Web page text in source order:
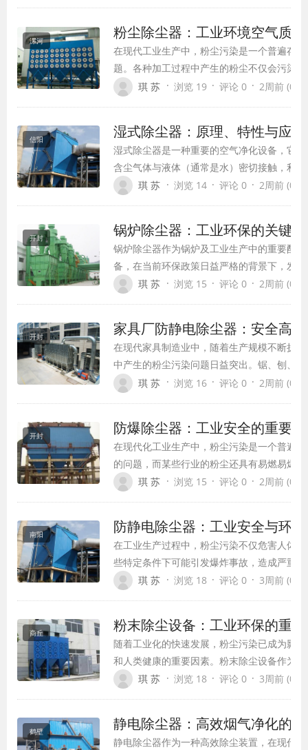
入了解这一高效除尘设备。
漯河 粉尘除尘器：工业环境空气质
在现代工业生产中，粉尘污染是一个普遍存
题。各种加工过程中产生的粉尘不仅会污染
害工人健康，还会对设备造成损害，甚至引
器的类型、工作原理、应用领域及发展趋势。
琪 苏 · 浏览 19 · 评论 0 · 2周前 (07-
信阳 湿式除尘器：原理、特性与应
湿式除尘器是一种重要的空气净化设备，它
含尘气体与液体（通常是水）密切接触，利
滴、液膜或气泡等介质捕集尘粒，从而达到
色。
琪 苏 · 浏览 14 · 评论 0 · 2周前 (07-
开封 锅炉除尘器：工业环保的关键
锅炉除尘器作为锅炉及工业生产中的重要配
备，在当前环保政策日益严格的背景下，发
不可替代的作用。随着国家节能减排政策的
键环保装备。
琪 苏 · 浏览 15 · 评论 0 · 2周前 (07-
开封 家具厂防静电除尘器：安全高
在现代家具制造业中，随着生产规模不断扩
中产生的粉尘污染问题日益突出。锯、刨、
仅严重污染作业环境，危害工人健康，还因
琪 苏 · 浏览 16 · 评论 0 · 2周前 (07-
开封 防爆除尘器：工业安全的重要
在现代化工业生产中，粉尘污染是一个普遍
的问题，而某些行业的粉尘还具有易燃易爆
性，给生产安全带来了严重威胁。防爆除尘
文将全面介绍防爆除尘器的原理、结构特点
全措施及应用领域，为相关行业提供参考。
琪 苏 · 浏览 15 · 评论 0 · 2周前 (07-
南阳 防静电除尘器：工业安全与环
在工业生产过程中，粉尘污染不仅危害人体
些特定条件下可能引发爆炸事故，造成严重
财产损失。防静电除尘器作为一种高效、安
展示其在工业安全与环保领域的重要价值。
琪 苏 · 浏览 18 · 评论 0 · 3周前 (07-
商丘 粉末除尘设备：工业环保的重
随着工业化的快速发展，粉尘污染已成为影
和人类健康的重要因素。粉末除尘设备作为
染的有效工具，在工业生产中扮演着至关重
价值。
琪 苏 · 浏览 18 · 评论 0 · 3周前 (07-
鹤壁 静电除尘器：高效烟气净化的
静电除尘器作为一种高效除尘装置，在现代